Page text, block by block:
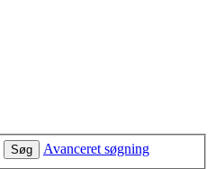
Søg Avanceret søgning